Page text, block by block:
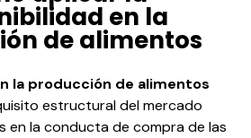
en la
de alimentos
la producción de alimentos
estructural del mercado
en la conducta de compra de las